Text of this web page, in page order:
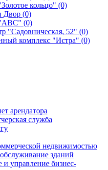
кольцо" (0)
Двор (0)
"АВС" (0)
"Садовническая, 52" (0)
комплекс "Истра" (0)
арендатора
служба
недвижимостью
зданий
управление бизнес-